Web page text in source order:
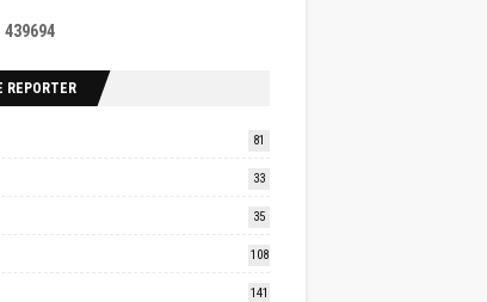
439694
REPORTER
81
33
35
108
141